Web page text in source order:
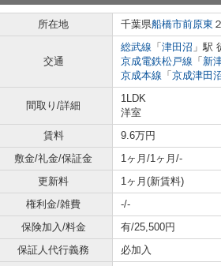
所在地 千葉県船橋市前原東
交通
総武線 「 津田沼 」駅
京成電鉄松戸線 「 新
京成本線 「 京成津田
間取り/詳細
1LDK
洋室
賃料 9.6万円
敷金/礼金/保証金
1ヶ月/1ヶ月/-
更新料
1ヶ月(新賃料)
権利金/雑費
-/-
保険加入/料金
有/25,500円
保証人代行義務
必加入